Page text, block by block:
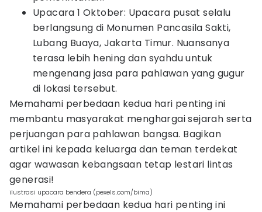
Upacara 1 Oktober: Upacara pusat selalu
berlangsung di Monumen Pancasila Sakti,
Lubang Buaya, Jakarta Timur. Nuansanya
terasa lebih hening dan syahdu untuk
mengenang jasa para pahlawan yang gugur
di lokasi tersebut.
Memahami perbedaan kedua hari penting ini
membantu masyarakat menghargai sejarah serta
perjuangan para pahlawan bangsa. Bagikan
artikel ini kepada keluarga dan teman terdekat
agar wawasan kebangsaan tetap lestari lintas
generasi!
ilustrasi upacara bendera (pexels.com/bima)
Memahami perbedaan kedua hari penting ini